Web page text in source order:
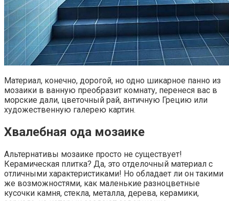
Материал, конечно, дорогой, но одно шикарное панно из
мозаики в ванную преобразит комнату, перенеся вас в
морские дали, цветочный рай, античную Грецию или
художественную галерею картин.
Хвалебная ода мозаике
Альтернативы мозаике просто не существует!
Керамическая плитка? Да, это отделочный материал с
отличными характеристиками! Но обладает ли он такими
же возможностями, как маленькие разноцветные
кусочки камня, стекла, металла, дерева, керамики,